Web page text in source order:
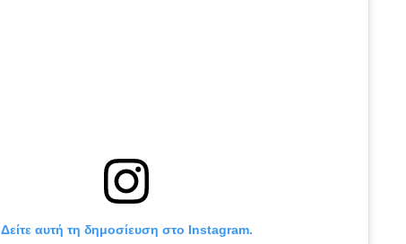
Δείτε αυτή τη δημοσίευση στο Instagram.